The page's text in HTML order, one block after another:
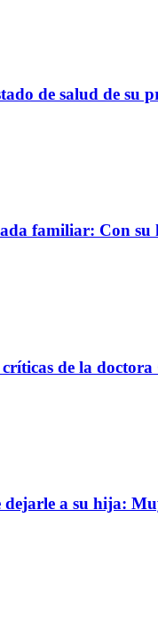
de salud de
familiar: Con
de la
dejarle a su hija: